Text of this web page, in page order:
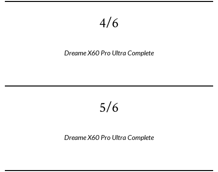
4/6
Dreame X60 Pro Ultra Complete
5/6
Dreame X60 Pro Ultra Complete